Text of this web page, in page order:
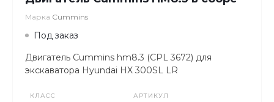
Марка Cummins
Под заказ
Двигатель Cummins hm8.3 (СPL 3672) для
экскаватора Hyundai HX 300SL LR
КЛАСС АРТИКУЛ